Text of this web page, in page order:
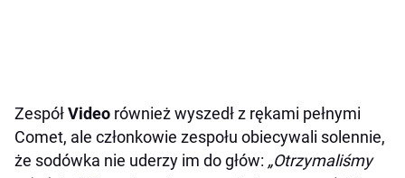
ZespółVideo również wyszedł z rękami pełnymi
Comet, ale członkowie zespołu obiecywali solennie,
że sodówka nie uderzy im do głów: „Otrzymaliśmy